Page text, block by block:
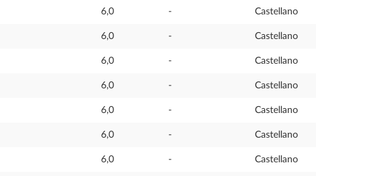
6,0 - Castellano
6,0 - Castellano
6,0 - Castellano
6,0 - Castellano
6,0 - Castellano
6,0 - Castellano
6,0 - Castellano